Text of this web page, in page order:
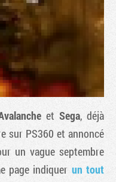
et Sega, déjà
sur PS360 et annoncé
un vague septembre
page indiquer un tout